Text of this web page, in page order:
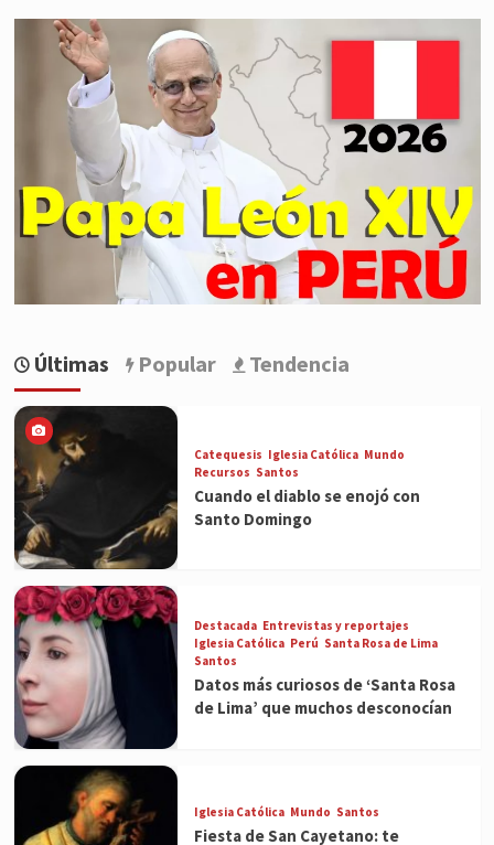
Últimas Popular Tendencia
Catequesis Iglesia Católica Mundo
Recursos Santos
Cuando el diablo se enojó con
Santo Domingo
Destacada Entrevistas y reportajes
Iglesia Católica Perú Santa Rosa de Lima
Santos
Datos más curiosos de ‘Santa Rosa
de Lima’ que muchos desconocían
Iglesia Católica Mundo Santos
Fiesta de San Cayetano: te